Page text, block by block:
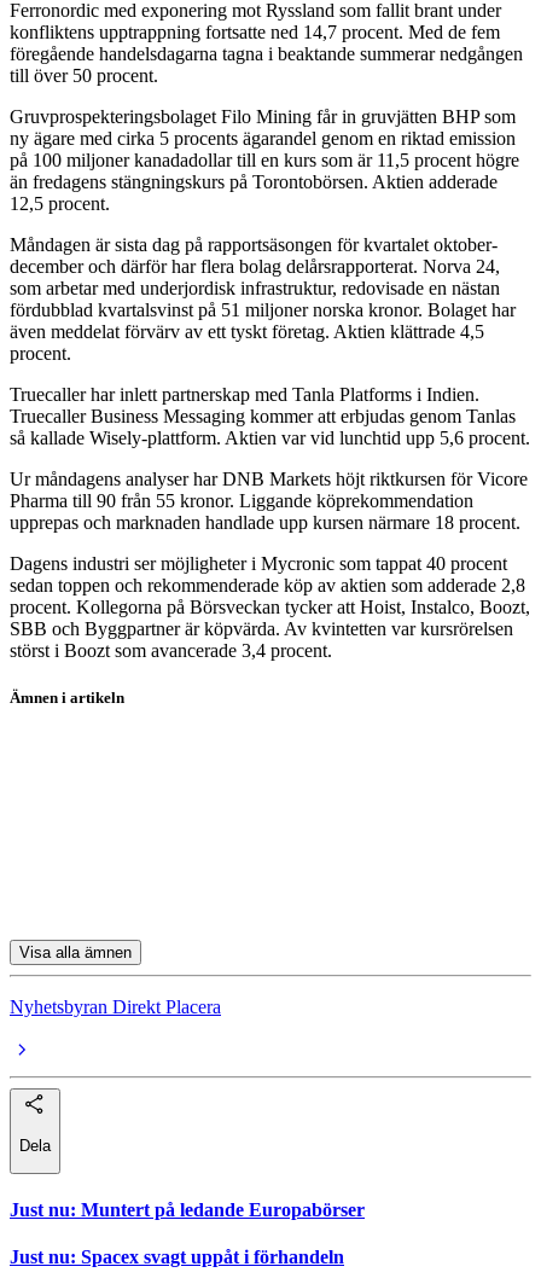
Ferronordic med exponering mot Ryssland som fallit brant under
konfliktens upptrappning fortsatte ned 14,7 procent. Med de fem
föregående handelsdagarna tagna i beaktande summerar nedgången
till över 50 procent.
Gruvprospekteringsbolaget Filo Mining får in gruvjätten BHP som
ny ägare med cirka 5 procents ägarandel genom en riktad emission
på 100 miljoner kanadadollar till en kurs som är 11,5 procent högre
än fredagens stängningskurs på Torontobörsen. Aktien adderade
12,5 procent.
Måndagen är sista dag på rapportsäsongen för kvartalet oktober-
december och därför har flera bolag delårsrapporterat. Norva 24,
som arbetar med underjordisk infrastruktur, redovisade en nästan
fördubblad kvartalsvinst på 51 miljoner norska kronor. Bolaget har
även meddelat förvärv av ett tyskt företag. Aktien klättrade 4,5
procent.
Truecaller har inlett partnerskap med Tanla Platforms i Indien.
Truecaller Business Messaging kommer att erbjudas genom Tanlas
så kallade Wisely-plattform. Aktien var vid lunchtid upp 5,6 procent.
Ur måndagens analyser har DNB Markets höjt riktkursen för Vicore
Pharma till 90 från 55 kronor. Liggande köprekommendation
upprepas och marknaden handlade upp kursen närmare 18 procent.
Dagens industri ser möjligheter i Mycronic som tappat 40 procent
sedan toppen och rekommenderade köp av aktien som adderade 2,8
procent. Kollegorna på Börsveckan tycker att Hoist, Instalco, Boozt,
SBB och Byggpartner är köpvärda. Av kvintetten var kursrörelsen
störst i Boozt som avancerade 3,4 procent.
Ämnen i artikeln
Visa alla ämnen
Nyhetsbyran Direkt Placera
Dela
Just nu: Muntert på ledande Europabörser
Just nu: Spacex svagt uppåt i förhandeln